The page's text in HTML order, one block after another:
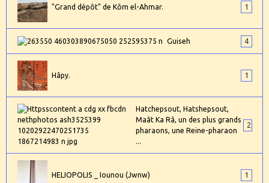
"Grand dépôt" de Kôm el-Ahmar. 1
Guiseh 4
Hâpy. 1
Hatchepsout, Hatshepsout,
Maât Ka Râ, un des plus grands
pharaons, une Reine-pharaon
...
HELIOPOLIS _ Iounou (Jwnw) 1